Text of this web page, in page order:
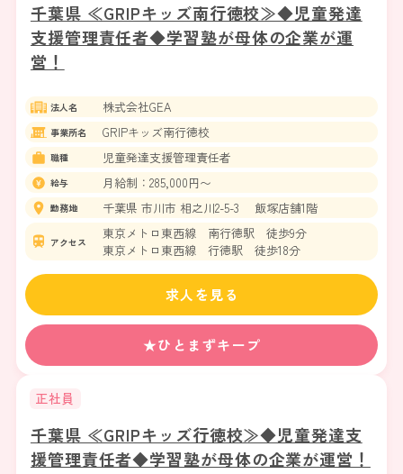
千葉県 ≪GRIPキッズ南行徳校≫◆児童発達
支援管理責任者◆学習塾が母体の企業が運
営！
法人名 株式会社GEA
事業所名 GRIPキッズ南行徳校
職種 児童発達支援管理責任者
給与 月給制：285,000円〜
勤務地 千葉県 市川市 相之川2-5-3 飯塚店舗1階
アクセス
東京メトロ東西線 南行徳駅 徒歩9分
東京メトロ東西線 行徳駅 徒歩18分
★ひとまずキープ
求人を見る
正社員
千葉県 ≪GRIPキッズ行徳校≫◆児童発達支
援管理責任者◆学習塾が母体の企業が運営！